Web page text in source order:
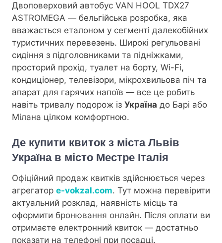
Двоповерховий автобус VAN HOOL TDX27
ASTROMEGA — бельгійська розробка, яка
вважається еталоном у сегменті далекобійних
туристичних перевезень. Широкі регульовані
сидіння з підголовниками та підніжками,
просторий прохід, туалет на борту, Wi-Fi,
кондиціонер, телевізори, мікрохвильова піч та
апарат для гарячих напоїв — все це робить
навіть тривалу подорож із Україна до Барі або
Мілана цілком комфортною.
Де купити квиток з міста Львів
Україна в місто Местре Італія
Офіційний продаж квитків здійснюється через
агрегатор e-vokzal.com. Тут можна перевірити
актуальний розклад, наявність місць та
оформити бронювання онлайн. Після оплати ви
отримаєте електронний квиток — достатньо
показати на телефоні при посадці.